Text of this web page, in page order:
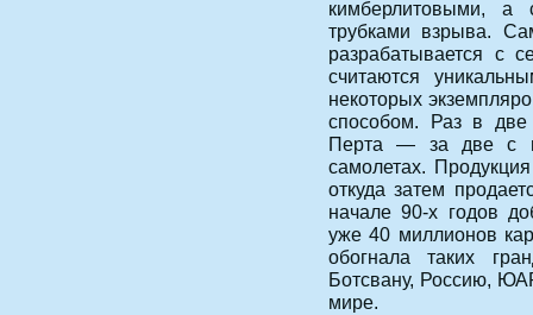
кимберлитовыми, а
трубками взрыва.
разрабатывается с
считаются
некоторых
способом. Раз в две
Перта — за две с
самолетах.
откуда затем
начале 90-х годов
уже 40 миллионов
обогнала таких
Ботсвану, Россию,
мире.